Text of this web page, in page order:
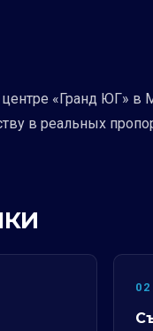
«Гранд ЮГ» в
в реальных
02